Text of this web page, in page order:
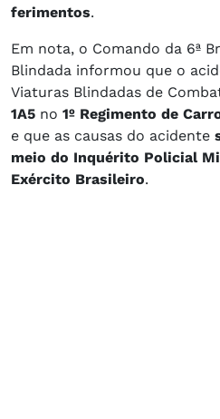
ferimentos.
Em nota, o Comando da 6ª
Blindada informou que o
Viaturas Blindadas de
1A5 no 1º Regimento de
e que as causas do acidente
meio do Inquérito Policial
Exército Brasileiro.